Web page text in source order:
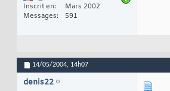
Inscrit en
Mars 2002
Messages
591
14/05/2004, 14h07
denis22